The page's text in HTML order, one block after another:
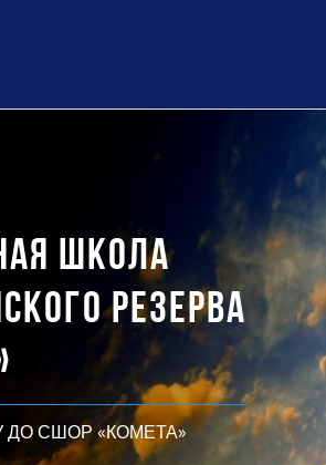
ШКОЛА
РЕЗЕРВА
ДО СШОР «КОМЕТА»